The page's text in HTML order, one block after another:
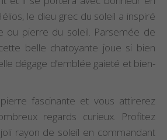
le dieu grec du soleil a inspiré
ou pierre du soleil. Parsemée de
belle chatoyante joue si bien
dégage d’emblée gaieté et bien-
fascinante et vous attirerez
regards curieux. Profitez
rayon de soleil en commandant